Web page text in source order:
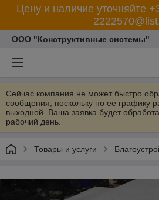
Цену и наличие уточняйте
ООО "Конструктивные системы"
Сейчас компания не может быстро
сообщения, поскольку по ее графику
выходной. Ваша заявка будет
рабочий день.
Товары и услуги